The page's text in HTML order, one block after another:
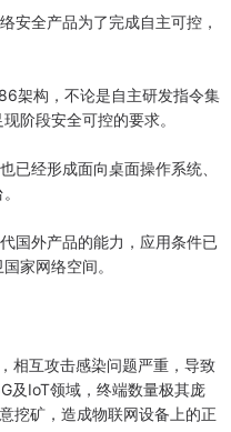
全产品为了完成自主可控，
架构，不论是自主研发指令集
阶段安全可控的要求。
经形成面向桌面操作系统、
国外产品的能力，应用条件已
家网络空间。
相互攻击感染问题严重，导致
及IoT领域，终端数量极其庞
挖矿，造成物联网设备上的正